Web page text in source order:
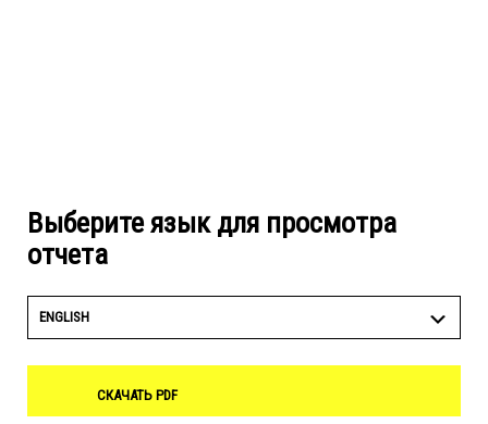
Выберите язык для просмотра
отчета
ENGLISH
СКАЧАТЬ PDF